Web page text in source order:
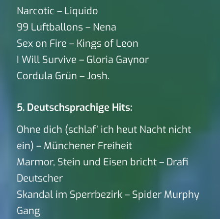
Narcotic – Liquido
99 Luftballons – Nena
Sex on Fire – Kings of Leon
I Will Survive – Gloria Gaynor
Cordula Grün – Josh.
5. Deutschsprachige Hits:
Ohne dich (schlaf’ ich heut Nacht nicht
ein) – Münchener Freiheit
Marmor, Stein und Eisen bricht – Drafi
Deutscher
Skandal im Sperrbezirk – Spider Murphy
Gang